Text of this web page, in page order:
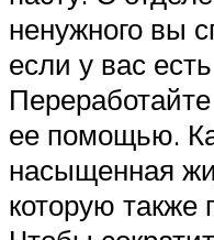
ненужного вы
если у вас
ее помощью.
насыщенная
которую также